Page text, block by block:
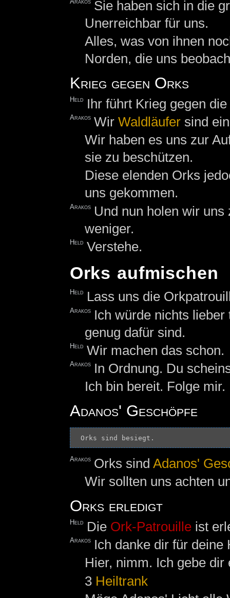
Sie haben sich in die
Unerreichbar für uns.
Alles, was von ihnen
Norden, die uns
Krieg gegen Orks
Held Ihr führt Krieg gegen
Arakos WirWaldläufer sind
Wir haben es uns zur
sie zu beschützen.
Diese elenden Orks
uns gekommen.
Arakos Und nun holen wir
weniger.
Held Verstehe.
Orks aufmischen
Held Lass uns die
Arakos Ich würde nichts
genug dafür sind.
Held Wir machen das schon.
Arakos In Ordnung. Du
Ich bin bereit. Folge
Adanos' Geschöpfe
Arakos Orks sindAdanos'
Wir sollten uns achten
Orks erledigt
Held Die Ork-Patrouille ist
Arakos Ich danke dir für deine
Hier, nimm. Ich gebe
3 Heiltrank